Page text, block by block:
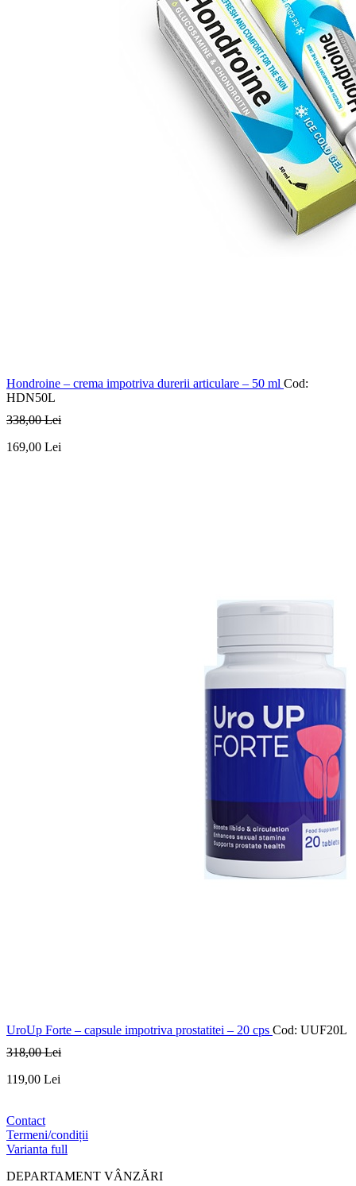
Hondroine – crema impotriva durerii articulare – 50 ml Cod:
HDN50L
338,00Lei
169,00 Lei
UroUp Forte – capsule impotriva prostatitei – 20 cps Cod: UUF20L
318,00Lei
119,00 Lei
Contact
Termeni/condiții
Varianta full
DEPARTAMENT VÂNZĂRI